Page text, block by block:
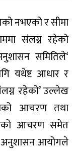
नभएको र सीमा
संलग्न रहेको
समितिले‘
यथेष्ट आधार र
रहेको’ उल्लेख
आचरण तथा
आचरण समेत
अनुशासन आयोगले